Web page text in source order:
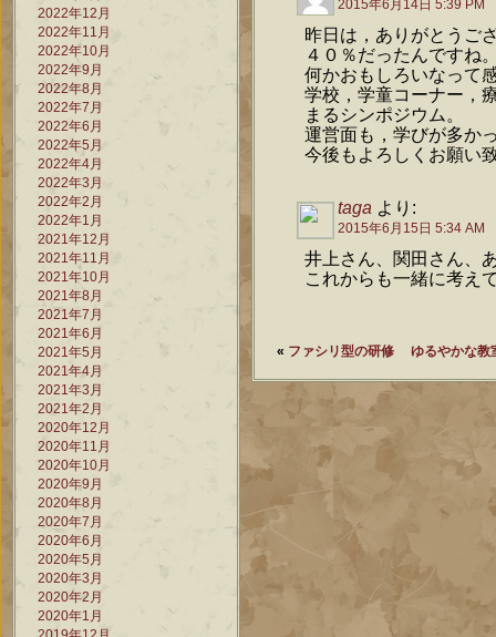
2022年12月
2022年11月
2022年10月
2022年9月
2022年8月
2022年7月
2022年6月
2022年5月
2022年4月
2022年3月
2022年2月
2022年1月
2021年12月
2021年11月
2021年10月
2021年8月
2021年7月
2021年6月
2021年5月
2021年4月
2021年3月
2021年2月
2020年12月
2020年11月
2020年10月
2020年9月
2020年8月
2020年7月
2020年6月
2020年5月
2020年3月
2020年2月
2020年1月
2015年6月14日 5:39 PM
昨日は，ありがとうご
４０％だったんですね
何かおもしろいなって
学校，学童コーナー，
まるシンポジウム。
運営面も，学びが多か
今後もよろしくお願い
taga より:
2015年6月15日 5:34 AM
井上さん、関田さん、
これからも一緒に考え
« ファシリ型の研修 ゆるやかな教